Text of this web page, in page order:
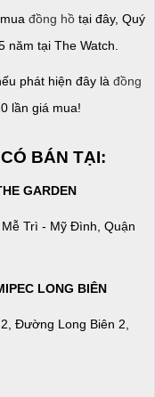
đồng hồ tại đây, Quý
năm tại The Watch.
phát hiện đây là đồng
lần giá mua!
BÁN TẠI:
GARDEN
Trì - Mỹ Đình, Quận
LONG BIÊN
Đường Long Biên 2,